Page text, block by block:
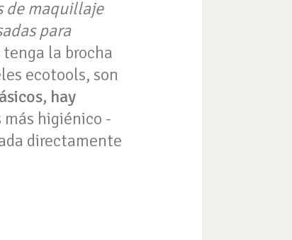
de maquillaje
para
la brocha
ecotools, son
hay
más higiénico -
directamente